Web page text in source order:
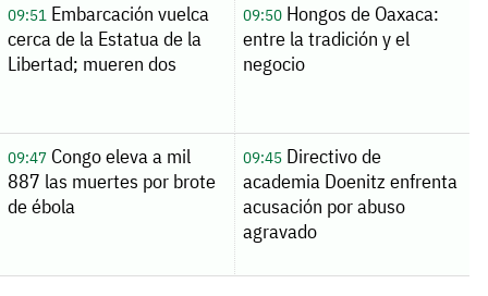
09:51Embarcación vuelca
cerca de la Estatua de la
Libertad; mueren dos
09:50Hongos de Oaxaca:
entre la tradición y el
negocio
09:47Congo eleva a mil
887 las muertes por brote
de ébola
09:45Directivo de
academia Doenitz enfrenta
acusación por abuso
agravado